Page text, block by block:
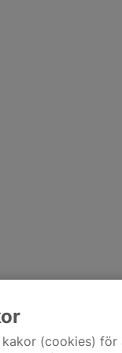
kakor (cookies)